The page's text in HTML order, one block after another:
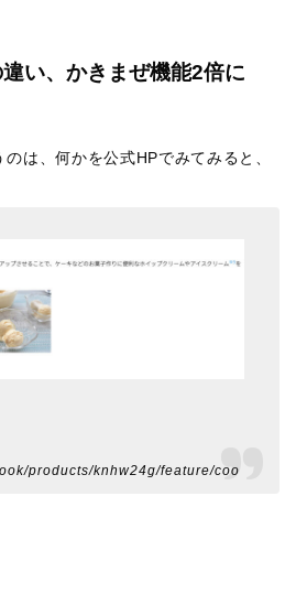
い、かきまぜ機能2倍に
は、何かを公式HPでみてみると、
products/knhw24g/feature/coo